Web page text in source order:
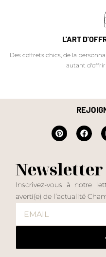
L'ART
Des coffrets chics, de la
autant d'offrir
Newsletter
Inscrivez-vous à notre
averti(e) de l’actualité